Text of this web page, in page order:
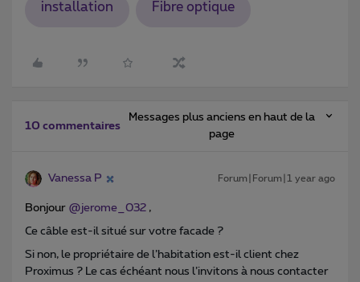
installation Fibre optique
10 commentaires
Messages plus anciens en haut de la
page
Vanessa P Forum|Forum|1 year ago
Bonjour @jerome_032 ,
Ce câble est-il situé sur votre facade ?
Si non, le propriétaire de l’habitation est-il client chez
Proximus ? Le cas échéant nous l’invitons à nous contacter